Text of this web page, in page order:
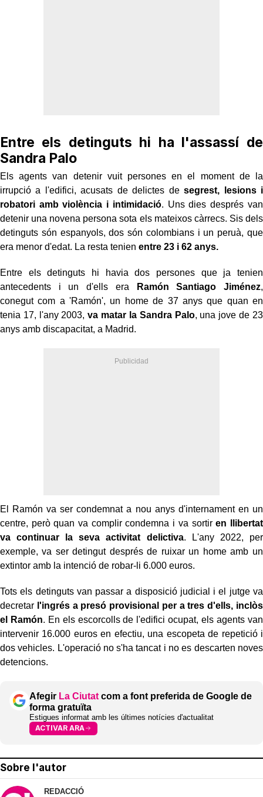
Entre els detinguts hi ha l'assassí de
Sandra Palo
Els agents van detenir vuit persones en el moment de la
irrupció a l'edifici, acusats de delictes desegrest, lesions i
robatori amb violència i intimidació. Uns dies després van
detenir una novena persona sota els mateixos càrrecs. Sis dels
detinguts són espanyols, dos són colombians i un peruà, que
era menor d'edat. La resta tenien entre 23 i 62 anys.
Entre els detinguts hi havia dos persones que ja tenien
antecedents i un d'ells era
Ramón Santiago Jiménez,
conegut com a 'Ramón', un home de 37 anys que quan en
tenia 17, l'any 2003,va matar la Sandra Palo, una jove de 23
anys amb discapacitat, a Madrid.
El Ramón va ser condemnat a nou anys d'internament en un
centre, però quan va complir condemna i va sortiren llibertat
va continuar la seva activitat delictiva. L'any 2022, per
exemple, va ser detingut després de ruixar un home amb un
extintor amb la intenció de robar-li 6.000 euros.
Tots els detinguts van passar a disposició judicial i el jutge va
decretar l'ingrés a presó provisional per a tres d'ells, inclòs
el Ramón. En els escorcolls de l'edifici ocupat, els agents van
intervenir 16.000 euros en efectiu, una escopeta de repetició i
dos vehicles. L'operació no s'ha tancat i no es descarten noves
detencions.
Afegir La Ciutat com a font preferida de Google de
forma gratuïta
Estigues informat amb les últimes notícies d'actualitat
ACTIVAR ARA
Sobre l'autor
REDACCIÓ